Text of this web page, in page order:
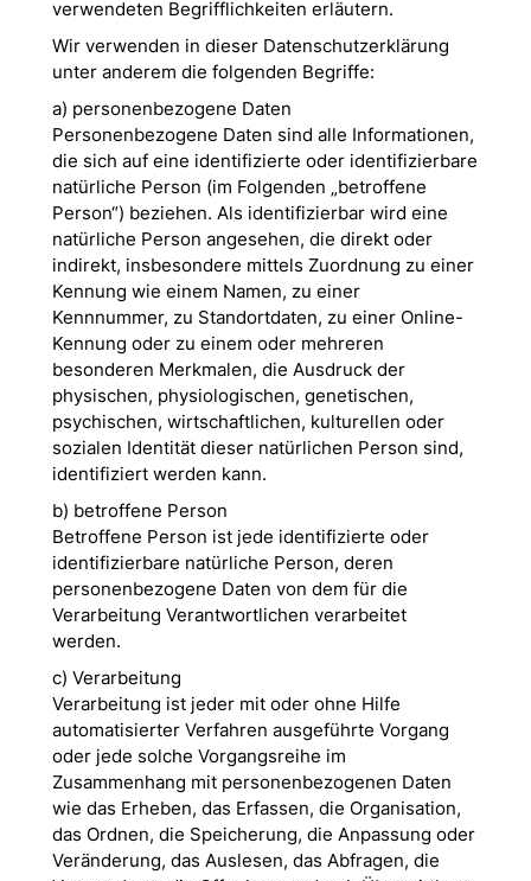
verwendeten Begrifflichkeiten erläutern.
Wir verwenden in dieser Datenschutzerklärung
unter anderem die folgenden Begriffe:
a) personenbezogene Daten
Personenbezogene Daten sind alle Informationen,
die sich auf eine identifizierte oder identifizierbare
natürliche Person (im Folgenden „betroffene
Person“) beziehen. Als identifizierbar wird eine
natürliche Person angesehen, die direkt oder
indirekt, insbesondere mittels Zuordnung zu einer
Kennung wie einem Namen, zu einer
Kennnummer, zu Standortdaten, zu einer Online-
Kennung oder zu einem oder mehreren
besonderen Merkmalen, die Ausdruck der
physischen, physiologischen, genetischen,
psychischen, wirtschaftlichen, kulturellen oder
sozialen Identität dieser natürlichen Person sind,
identifiziert werden kann.
b) betroffene Person
Betroffene Person ist jede identifizierte oder
identifizierbare natürliche Person, deren
personenbezogene Daten von dem für die
Verarbeitung Verantwortlichen verarbeitet
werden.
c) Verarbeitung
Verarbeitung ist jeder mit oder ohne Hilfe
automatisierter Verfahren ausgeführte Vorgang
oder jede solche Vorgangsreihe im
Zusammenhang mit personenbezogenen Daten
wie das Erheben, das Erfassen, die Organisation,
das Ordnen, die Speicherung, die Anpassung oder
Veränderung, das Auslesen, das Abfragen, die